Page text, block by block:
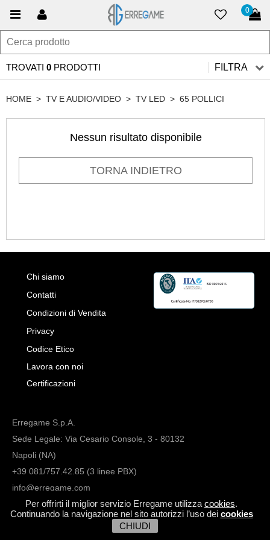
Per offrirti il miglior servizio Erregame utilizza cookies.
Continuando la navigazione nel sito autorizzi l’uso dei cookies
CHIUDI
0
TROVATI 0 PRODOTTI FILTRA
HOME > TV E AUDIO/VIDEO > TV LED > 65 POLLICI
Nessun risultato disponibile
TORNA INDIETRO
Chi siamo
Contatti
Condizioni di Vendita
Privacy
Codice Etico
Lavora con noi
Certificazioni
Erregame S.p.A.
Sede Legale: Via Cesario Console, 3 - 80132
Napoli (NA)
+39 081/757.42.85 (3 linee PBX)
info@erregame.com